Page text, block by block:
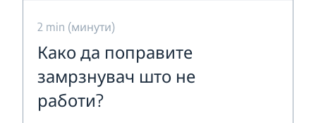
2 min (минути)
Како да поправите
замрзнувач што не
работи?